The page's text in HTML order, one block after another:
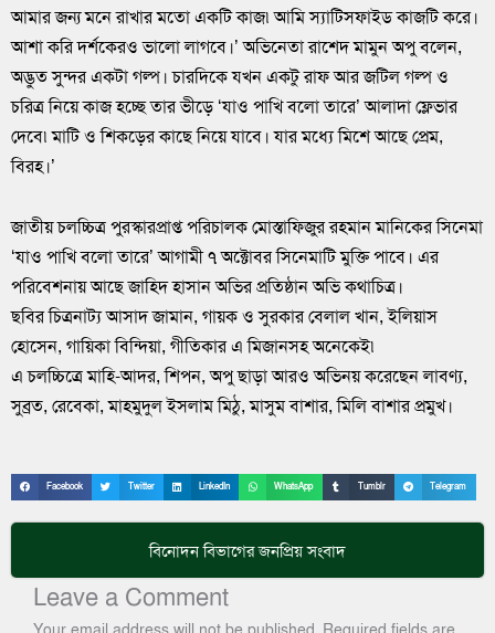
আমার জন্য মনে রাখার মতো একটি কাজ৷ আমি স্যাটিসফাইড কাজটি করে।
আশা করি দর্শকেরও ভালো লাগবে।’ অভিনেতা রাশেদ মামুন অপু বলেন,
অদ্ভুত সুন্দর একটা গল্প। চারদিকে যখন একটু রাফ আর জটিল গল্প ও
চরিত্র নিয়ে কাজ হচ্ছে তার ভীড়ে ‘যাও পাখি বলো তারে’ আলাদা ফ্লেভার
দেবে৷ মাটি ও শিকড়ের কাছে নিয়ে যাবে। যার মধ্যে মিশে আছে প্রেম,
বিরহ।’
জাতীয় চলচ্চিত্র পুরস্কারপ্রাপ্ত পরিচালক মোস্তাফিজুর রহমান মানিকের সিনেমা
‘যাও পাখি বলো তারে’ আগামী ৭ অক্টোবর সিনেমাটি মুক্তি পাবে। এর
পরিবেশনায় আছে জাহিদ হাসান অভির প্রতিষ্ঠান অভি কথাচিত্র।
ছবির চিত্রনাট্য আসাদ জামান, গায়ক ও সুরকার বেলাল খান, ইলিয়াস
হোসেন, গায়িকা বিন্দিয়া, গীতিকার এ মিজানসহ অনেকেই৷
এ চলচ্চিত্রে মাহি-আদর, শিপন, অপু ছাড়া আরও অভিনয় করেছেন লাবণ্য,
সুব্রত, রেবেকা, মাহমুদুল ইসলাম মিঠু, মাসুম বাশার, মিলি বাশার প্রমুখ।
Facebook Twitter LinkedIn WhatsApp Tumblr Telegram
বিনোদনবিভাগের জনপ্রিয় সংবাদ
Leave a Comment